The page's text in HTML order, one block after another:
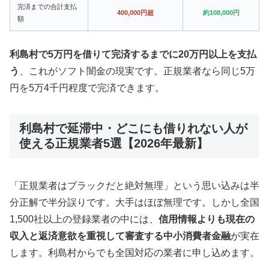
完済までの合計支払
額
400,000円超 約108,000円
利島村で5万円を借りて完済するまでに20万円以上を支払
う
、これがソフト闇金の現実です。正規業者なら同じ5万
円を5万4千円程度で完済できます。
利島村で延滞中・どこにも借りれない人が
使える正規業者5選【2026年最新】
「正規業者はブラックだと絶対無理」という思い込みは半
分正解で半分誤りです。大手はほぼ無理です。しかし全国
1,500社以上の登録業者の中には、 信用情報よりも現在の
収入と返済意欲を重視して審査する中小消費者金融が実在
します。利島村からでも全国対応の業者に申し込めます。